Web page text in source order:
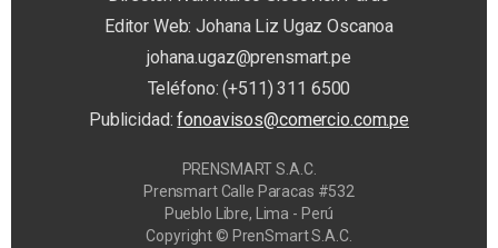
Editor Web: Johana Liz Ugaz Oscanoa
johana.ugaz@prensmart.pe
Teléfono: (+511) 311 6500
Publicidad:fonoavisos@comercio.com.pe
PRENSMART S.A.C.
Prensmart Calle Paracas #532
Pueblo Libre, Lima - Perú
Copyright © PrenSmart S.A.C.